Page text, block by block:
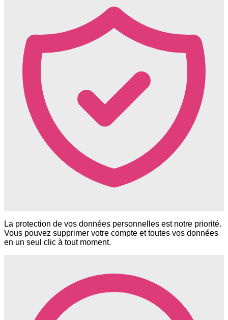
La protection de vos données personnelles est notre priorité.
Vous pouvez supprimer votre compte et toutes vos données
en un seul clic à tout moment.